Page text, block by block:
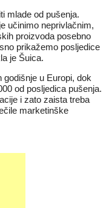
mlade od pušenja.
učinimo neprivlačnim,
proizvoda posebno
prikažemo posljedice
je Šuica.
godišnje u Europi, dok
od posljedica pušenja.
i zato zaista treba
marketinške